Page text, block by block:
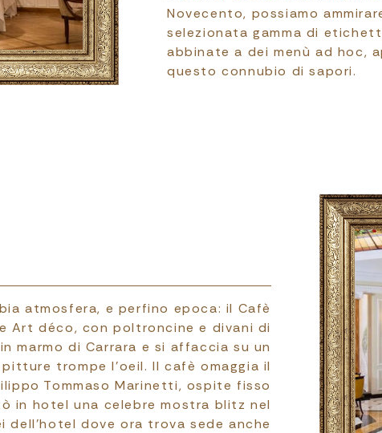
Novecento, possiamo
selezionata gamma di
abbinate a dei menù ad hoc,
questo connubio di sapori.
atmosfera, e perfino epoca: il Cafè
Art déco, con poltroncine e divani di
marmo di Carrara e si affaccia su un
trompe l’oeil. Il cafè omaggia il
Tommaso Marinetti, ospite fisso
in hotel una celebre mostra blitz nel
dove ora trova sede anche